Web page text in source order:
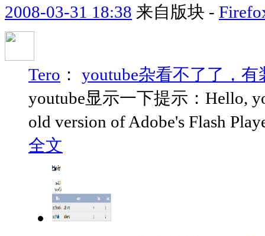
2008-03-31 18:38 来自版块 -
Tero ： youtube杂看不了了，有
youtube显示一下提示：Hello,
old version of Adobe's Flash
全文